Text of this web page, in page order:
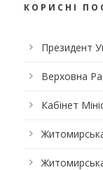
КОРИСНІ
Президент
Верховна
Кабінет